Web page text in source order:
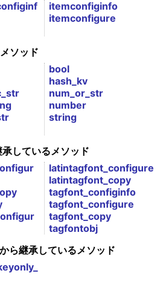
itemconfiginfo
itemconfigure
ソッド
bool
hash_kv
num_or_str
number
string
しているメソッド
latintagfont_configure
latintagfont_copy
tagfont_configinfo
tagfont_configure
tagfont_copy
tagfontobj
継承しているメソッド